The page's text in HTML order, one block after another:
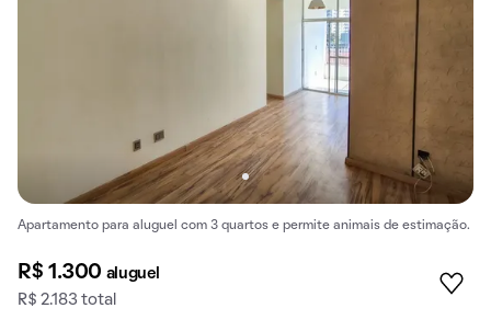
Apartamento para aluguel com 3 quartos e permite animais de estimação.
R$ 1.300 aluguel
R$ 2.183 total